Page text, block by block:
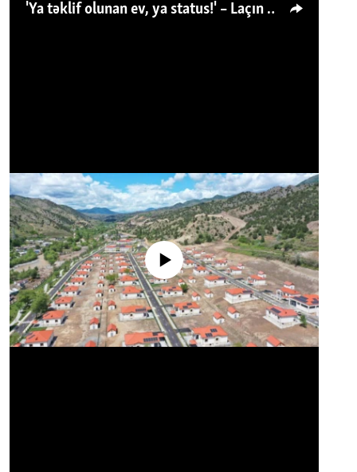
'Ya təklif olunan ev, ya status!' – Laçın köçkünü: 'Laçından başqa heç hara!'
No media source currently available